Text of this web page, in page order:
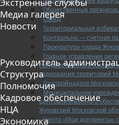
Общественные
ОМВД
Территориальная
Контрольно — счетная
Прокуратура города
Главное управление
государственного
содержания территорий
Госстройнадзор
Муниципальное
централизованного
Жуковский Московской
Центр «Мои документы»
Экстренные службы
Медиа галерея
Новости
Руководитель
Структура
Полномочия
Кадровое обеспечение
НЦА
Экономика